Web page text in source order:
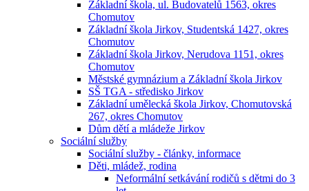
Základní škola, ul. Budovatelů 1563, okres
Chomutov
Základní škola Jirkov, Studentská 1427, okres
Chomutov
Základní škola Jirkov, Nerudova 1151, okres
Chomutov
Městské gymnázium a Základní škola Jirkov
SŠ TGA - středisko Jirkov
Základní umělecká škola Jirkov, Chomutovská
267, okres Chomutov
Dům dětí a mládeže Jirkov
Sociální služby
Sociální služby - články, informace
Děti, mládež, rodina
Neformální setkávání rodičů s dětmi do 3